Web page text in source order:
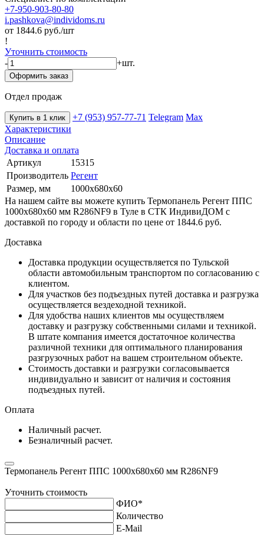
+7-950-903-80-80
i.pashkova@individoms.ru
от 1844.6 руб./шт
!
Уточнить стоимость
-
+шт.
Оформить заказ
Отдел продаж
Купить в 1 клик +7 (953) 957-77-71 Telegram Max
Характеристики
Описание
Доставка и оплата
Артикул
15315
Производитель Регент
Размер, мм
1000х680х60
На нашем сайте вы можете купить Термопанель Регент ППС
1000х680х60 мм R286NF9 в Туле в СТК ИндивиДОМ с
доставкой по городу и области по цене от 1844.6 руб.
Доставка
Доставка продукции осуществляется по Тульской
области автомобильным транспортом по согласованию с
клиентом.
Для участков без подъездных путей доставка и разгрузка
осуществляется вездеходной техникой.
Для удобства наших клиентов мы осуществляем
доставку и разгрузку собственными силами и техникой.
В штате компания имеется достаточное количества
различной техники для оптимального планирования
разгрузочных работ на вашем строительном объекте.
Стоимость доставки и разгрузки согласовывается
индивидуально и зависит от наличия и состояния
подъездных путей.
Оплата
Наличный расчет.
Безналичный расчет.
Термопанель Регент ППС 1000х680х60 мм R286NF9
Уточнить стоимость
ФИО*
Количество
E-Mail